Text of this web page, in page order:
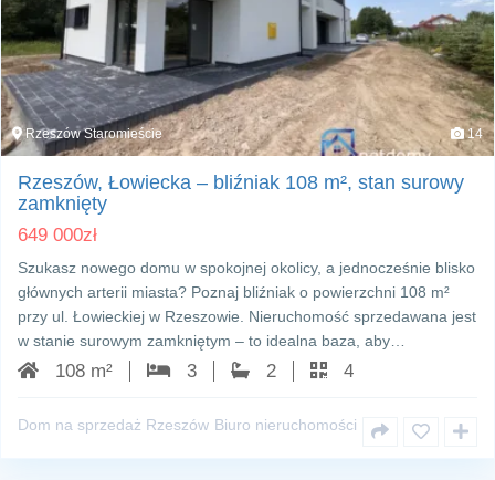
Rzeszów Staromieście 14
Rzeszów, Łowiecka – bliźniak 108 m², stan surowy
zamknięty
649 000zł
Szukasz nowego domu w spokojnej okolicy, a jednocześnie blisko
głównych arterii miasta? Poznaj bliźniak o powierzchni 108 m²
przy ul. Łowieckiej w Rzeszowie. Nieruchomość sprzedawana jest
w stanie surowym zamkniętym – to idealna baza, aby…
108 m² 3 2 4
Dom na sprzedaż Rzeszów Biuro nieruchomości